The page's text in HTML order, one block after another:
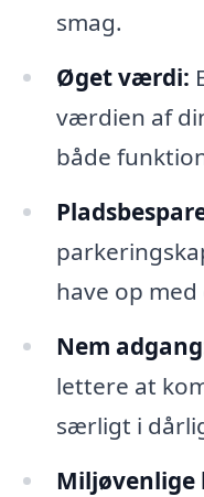
smag.
Øget værdi:
værdien af
både
have op
Nem
lettere at
særligt i
Miljøvenlige